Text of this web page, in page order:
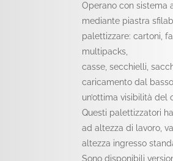
Operano con sistema
mediante piastra
palettizzare: cartoni,
multipacks,
casse, secchielli,
caricamento dal
un’ottima visibilità del
Questi palettizzatori
ad altezza di lavoro,
altezza ingresso
Sono disponibili